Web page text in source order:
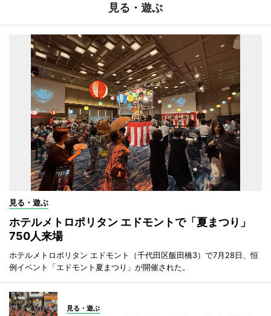
見る・遊ぶ
見る・遊ぶ
ホテルメトロポリタン エドモントで「夏まつり」
750人来場
ホテルメトロポリタン エドモント（千代田区飯田橋3）で7月28日、恒
例イベント「エドモント夏まつり」が開催された。
見る・遊ぶ